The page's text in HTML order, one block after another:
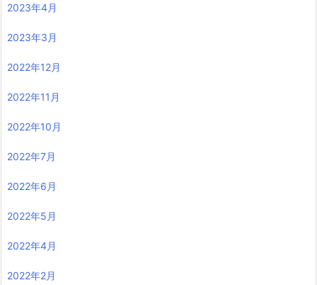
2023年4月
2023年3月
2022年12月
2022年11月
2022年10月
2022年7月
2022年6月
2022年5月
2022年4月
2022年2月